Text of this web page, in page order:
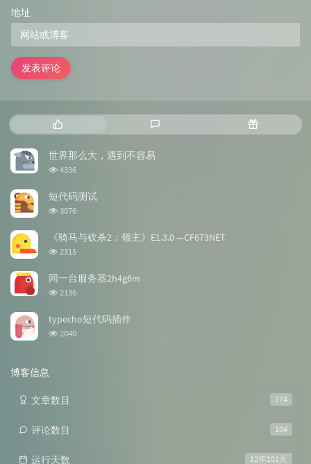
地址
发表评论
热
门
文
章
新
随
机
世界那么大，遇到不容易
浏
次
数:
4336
短代码测试
浏
次
数:
3076
《骑马与砍杀2：领主》E1.3.0 —CF673NET
浏
数:
2315
同一台服务器2h4g6m
浏
次
2136
typecho短代码插件
浏
2040
博客信息
774
文章数目
104
评论数目
12年101天
运行天数